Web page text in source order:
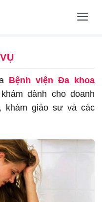
Bệnh viện Đa khoa
dành cho doanh
khám giáo sư và các